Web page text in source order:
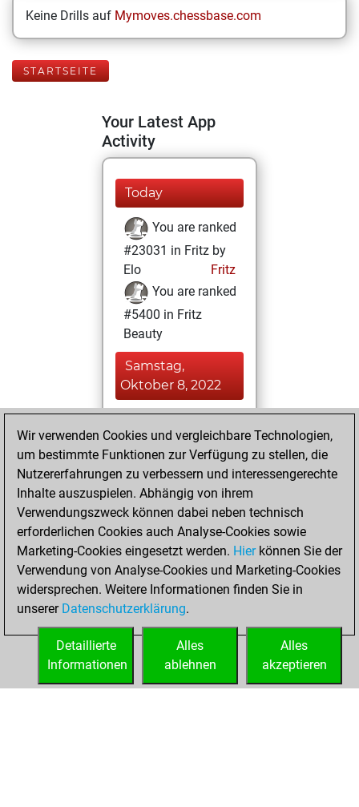
Keine Drills auf Mymoves.chessbase.com
STARTSEITE
Your Latest App
Activity
Today
You are ranked
#23031 in Fritz by
Elo
Fritz
You are ranked
#5400 in Fritz
Beauty
Samstag,
Oktober 8, 2022
BeautyScore of 55
Fritz
achieved a new Elo
of 1407
Samstag,
September 17,
2022
You created
your Fritz account
Wir verwenden Cookies und vergleichbare Technologien,
um bestimmte Funktionen zur Verfügung zu stellen, die
Nutzererfahrungen zu verbessern und interessengerechte
Inhalte auszuspielen. Abhängig von ihrem
Verwendungszweck können dabei neben technisch
erforderlichen Cookies auch Analyse-Cookies sowie
Marketing-Cookies eingesetzt werden. Hierkönnen Sie der
Verwendung von Analyse-Cookies und Marketing-Cookies
widersprechen. Weitere Informationen finden Sie in
unserer Datenschutzerklärung.
Alles
akzeptieren
Alles
ablehnen
Detaillierte
Informationen